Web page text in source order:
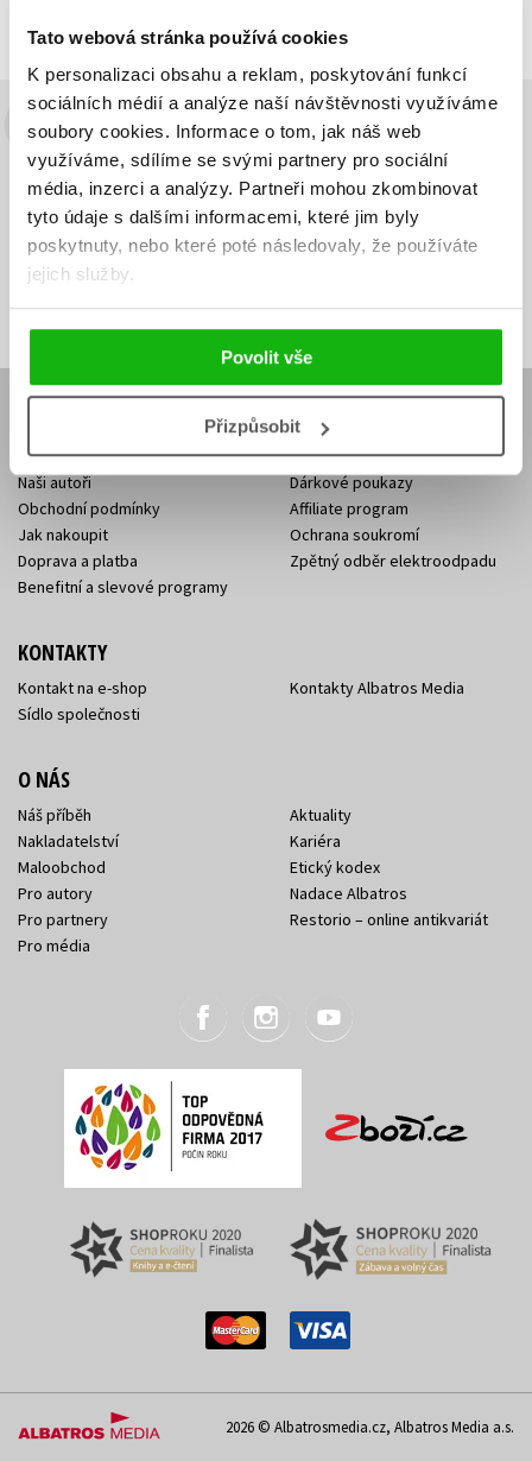
Tato webová stránka používá cookies
K personalizaci obsahu a reklam, poskytování funkcí
sociálních médií a analýze naší návštěvnosti využíváme
soubory cookies. Informace o tom, jak náš web
využíváme, sdílíme se svými partnery pro sociální
média, inzerci a analýzy. Partneři mohou zkombinovat
tyto údaje s dalšími informacemi, které jim byly
poskytnuty, nebo které poté následovaly, že používáte
jejich služby.
Povolit vše
Přizpůsobit
Budete to vědět jako první!
Zajímá Vás, jaký knižní hit právě vychází, na jaké zboží je výhodná
sleva, jaká běží soutěž o ceny? Přihlášením k odběru našich e-
mailových novinek
souhlasíte se zpracováním osobních údajů
Vaše e-
adresa
Vaše e-
adresa
Aktuality
Naši autoři
Obchodní podmínky
Jak nakoupit
Doprava a platba
Benefitní a slevové programy
Knižní novinky
Dárkové poukazy
Affiliate program
Ochrana soukromí
Zpětný odběr elektroodpadu
KONTAKTY
Kontakt na e-shop
Sídlo společnosti
Kontakty Albatros Media
O NÁS
Náš příběh
Nakladatelství
Maloobchod
Pro autory
Pro partnery
Pro média
Aktuality
Kariéra
Etický kodex
Nadace Albatros
Restorio – online antikvariát
2026 © Albatrosmedia.cz, Albatros Media a.s.